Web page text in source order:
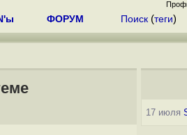
ФОРУМ Поиск (теги)
17 июля